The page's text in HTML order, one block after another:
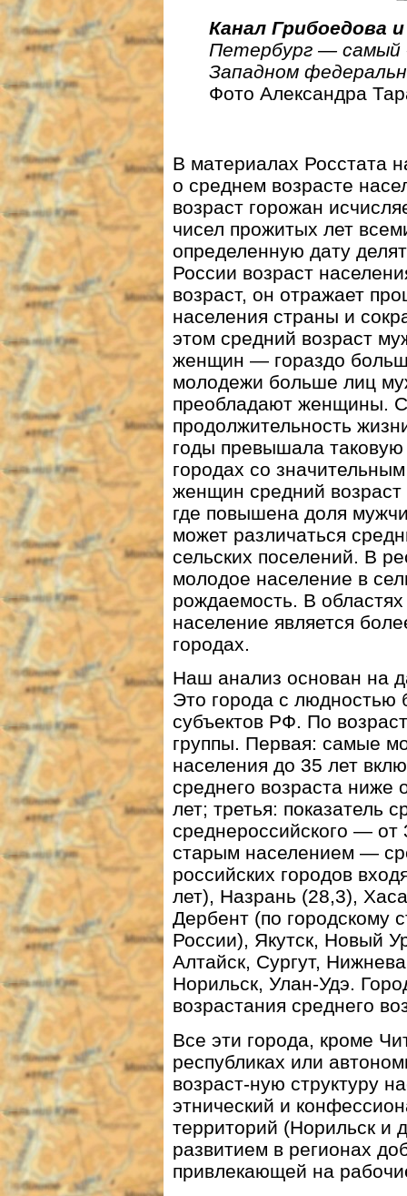
Канал Грибоедова
Петербург — самый
Западном
Фото Александра
В материалах Росстата
о среднем возрасте
возраст горожан
чисел прожитых лет
определенную дату
России возраст
возраст, он отражает
населения страны и
этом средний возраст
женщин — гораздо
молодежи больше лиц
преобладают женщины.
продолжительность
годы превышала
городах со
женщин средний
где повышена доля
может различаться
сельских поселений. В
молодое население в
рождаемость. В
население является
городах.
Наш анализ основан на
Это города с людностью
субъектов РФ. По
группы. Первая: самые
населения до 35 лет
среднего возраста
лет; третья: показатель
среднероссийского — от
старым населением —
российских городов
лет), Назрань (28,3),
Дербент (по городскому
России), Якутск, Новый
Алтайск, Сургут,
Норильск, Улан-Удэ.
возрастания среднего
Все эти города, кроме
республиках или
возраст-ную структуру
этнический и
территорий (Норильск и
развитием в регионах
привлекающей на